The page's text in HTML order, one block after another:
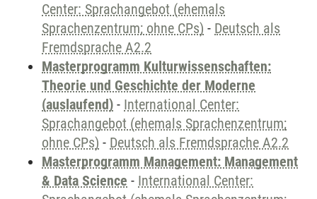
Center: Sprachangebot (ehemals
Sprachenzentrum; ohne CPs) - Deutsch als
Fremdsprache A2.2
Masterprogramm Kulturwissenschaften:
Theorie und Geschichte der Moderne
(auslaufend) - International Center:
Sprachangebot (ehemals Sprachenzentrum;
ohne CPs) - Deutsch als Fremdsprache A2.2
Masterprogramm Management: Management
& Data Science - International Center: